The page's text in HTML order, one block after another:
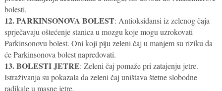
bolesti.
12. PARKINSONOVA BOLEST: Antioksidansi iz zelenog čaja
sprječavaju oštećenje stanica u mozgu koje mogu uzrokovati
Parkinsonovu bolest. Oni koji piju zeleni čaj u manjem su riziku da
će Parkinsonova bolest napredovati.
13. BOLESTI JETRE: Zeleni čaj pomaže pri zatajenju jetre.
Istraživanja su pokazala da zeleni čaj uništava štetne slobodne
radikale u masne jetre.